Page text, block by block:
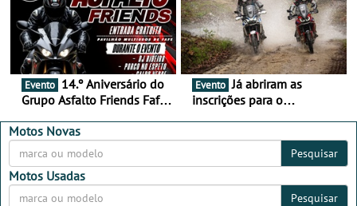
Evento
Grupo Asfalto Friends Fafe,
2026
Evento Já abriram as
inscrições para o
Motos Novas
Pesquisar
Motos Usadas
Pesquisar